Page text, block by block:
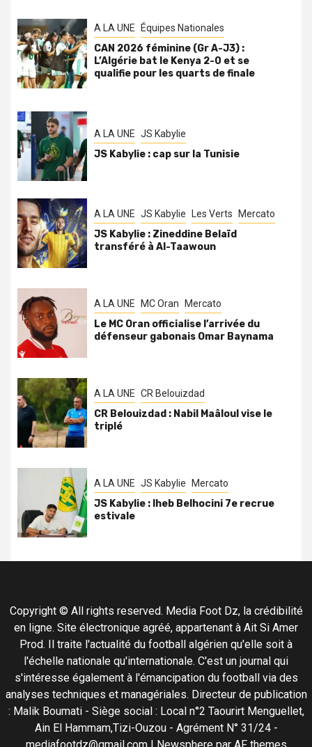
A LA UNE Équipes Nationales
CAN 2026 féminine (Gr A-J3) :
L’Algérie bat le Kenya 2-0 et se
qualifie pour les quarts de finale
A LA UNE JS Kabylie
JS Kabylie : cap sur la Tunisie
A LA UNE JS Kabylie Les Verts Mercato
JS Kabylie : Zineddine Belaïd
transféré à Al-Taawoun
A LA UNE MC Oran Mercato
Le MC Oran officialise l’arrivée du
défenseur gabonais Omar Baynama
A LA UNE CR Belouizdad
CR Belouizdad : Nabil Maâloul vise le
triplé
A LA UNE JS Kabylie Mercato
JS Kabylie : Iheb Belhocini 7e recrue
estivale
Copyright © All rights reserved. Media Foot Dz, la crédibilité
en ligne. Site électronique agréé, appartenant à Ait Si Amer
Prod. Il traite l'actualité du football algérien qu'elle soit à
l'échelle nationale qu'internationale. C'est un journal qui
s'intéresse également à l'émancipation du football via des
analyses techniques et managériales. Directeur de publication
: Malik Boumati - Siège social : Local n°2 Taourirt Menguellet,
Ain El Hammam,Tizi-Ouzou - Agrément N° 31/24 -